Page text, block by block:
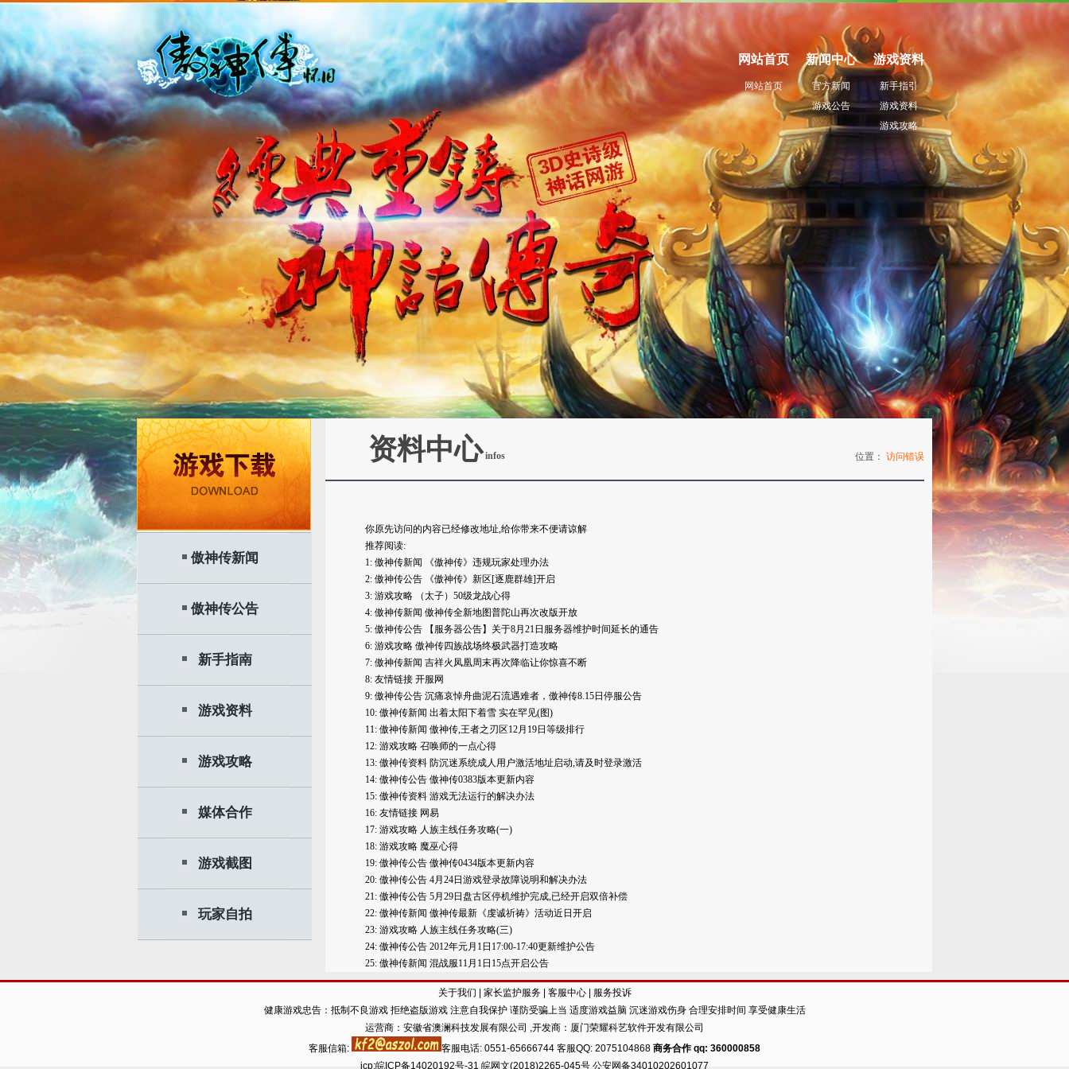
网站首页
网站首页
新闻中心
官方新闻
游戏公告
游戏资料
新手指引
游戏资料
游戏攻略
傲神传新闻
傲神传公告
新手指南
游戏资料
游戏攻略
媒体合作
游戏截图
玩家自拍
资料中心infos 位置： 访问错误
你原先访问的内容已经修改地址,给你带来不便请谅解
推荐阅读:
1: 傲神传新闻
《傲神传》违规玩家处理办法
2: 傲神传公告
《傲神传》新区[逐鹿群雄]开启
3: 游戏攻略
（太子）50级龙战心得
4: 傲神传新闻 傲神传全新地图普陀山再次改版开放
5: 傲神传公告
【服务器公告】关于8月21日服务器维护时间延长的通告
6: 游戏攻略 傲神传四族战场终极武器打造攻略
7: 傲神传新闻 吉祥火凤凰周末再次降临让你惊喜不断
8: 友情链接 开服网
9: 傲神传公告 沉痛哀悼舟曲泥石流遇难者，傲神传8.15日停服公告
10: 傲神传新闻 出着太阳下着雪 实在罕见(图)
11: 傲神传新闻 傲神传,王者之刃区12月19日等级排行
12: 游戏攻略 召唤师的一点心得
13: 傲神传资料 防沉迷系统成人用户激活地址启动,请及时登录激活
14: 傲神传公告 傲神传0383版本更新内容
15: 傲神传资料 游戏无法运行的解决办法
16: 友情链接 网易
17: 游戏攻略 人族主线任务攻略(一)
18: 游戏攻略 魔巫心得
19: 傲神传公告 傲神传0434版本更新内容
20: 傲神传公告 4月24日游戏登录故障说明和解决办法
21: 傲神传公告 5月29日盘古区停机维护完成,已经开启双倍补偿
22: 傲神传新闻 傲神传最新《虔诚祈祷》活动近日开启
23: 游戏攻略 人族主线任务攻略(三)
24: 傲神传公告 2012年元月1日17:00-17:40更新维护公告
25: 傲神传新闻 混战服11月1日15点开启公告
关于我们 家长监护服务| 客服中心|
服务投诉
健康游戏忠告：抵制不良游戏 拒绝盗版游戏 注意自我保护 谨防受骗上当 适度游戏益脑 沉迷游戏伤身 合理安排时间 享受健康生活
运营商：安徽省澳澜科技发展有限公司 ,开发商：厦门荣耀科艺软件开发有限公司
客服信箱:
客服电话: 0551-65666744 客服QQ: 2075104868 商务合作 qq: 360000858
icp:皖ICP备14020192号-31 皖网文(2018)2265-045号 公安网备34010202601077